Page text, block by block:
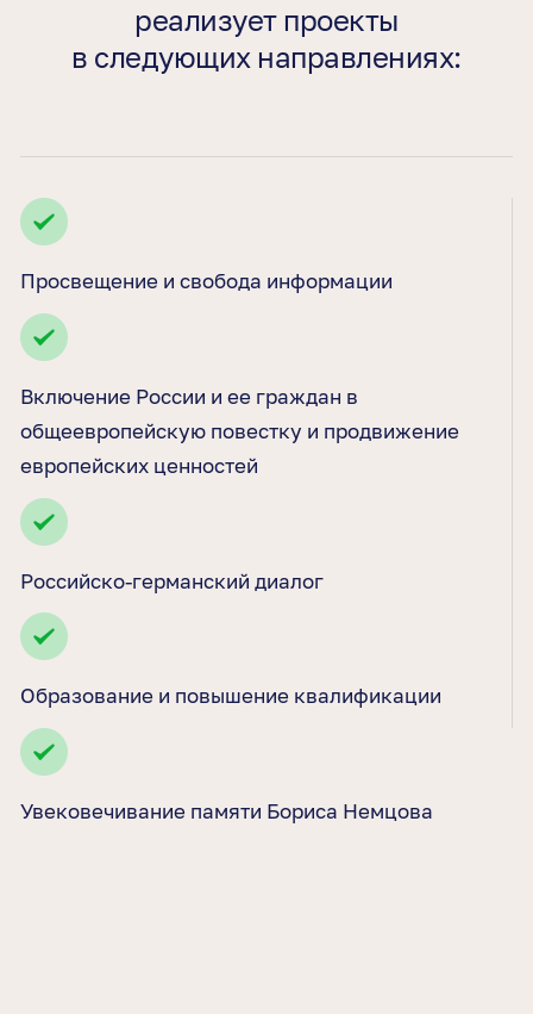
реализует проекты
в следующих направлениях:
Просвещение и свобода информации
Включение России и ее граждан в
общеевропейскую повестку и продвижение
европейских ценностей
Российско-германский диалог
Образование и повышение квалификации
Увековечивание памяти Бориса Немцова